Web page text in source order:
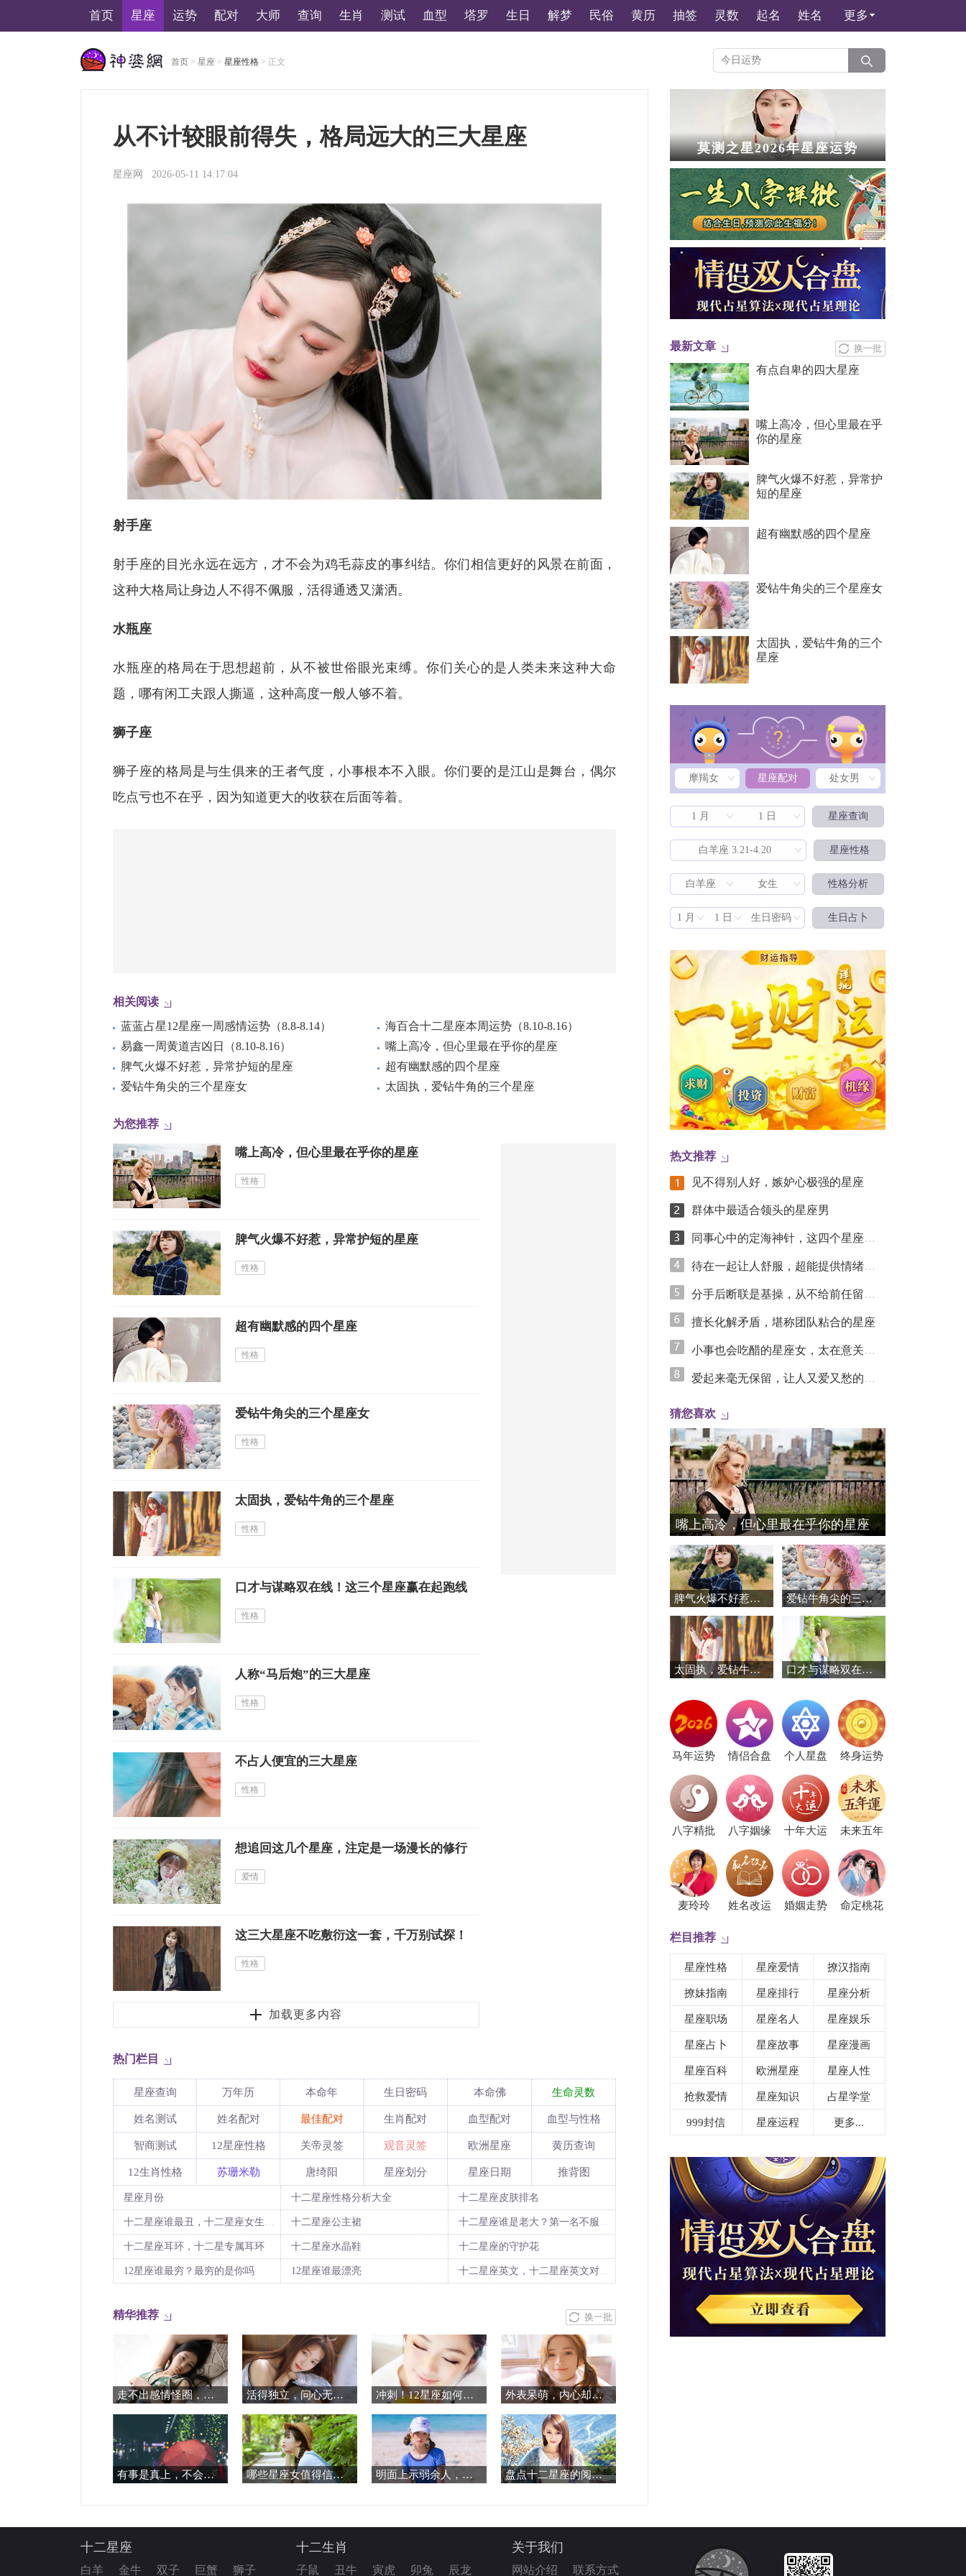
首页 星座 运势 配对 大师 查询 生肖 测试 血型 塔罗 生日 解梦 民俗 黄历 抽签 灵数 起名 姓名 更多
首页 > 星座 > 星座性格 > 正文
从不计较眼前得失，格局远大的三大星座
星座网 2026-05-11 14:17:04
射手座
射手座的目光永远在远方，才不会为鸡毛蒜皮的事纠结。你们相信更好的风景在前面，
这种大格局让身边人不得不佩服，活得通透又潇洒。
水瓶座
水瓶座的格局在于思想超前，从不被世俗眼光束缚。你们关心的是人类未来这种大命
题，哪有闲工夫跟人撕逼，这种高度一般人够不着。
狮子座
狮子座的格局是与生俱来的王者气度，小事根本不入眼。你们要的是江山是舞台，偶尔
吃点亏也不在乎，因为知道更大的收获在后面等着。
相关阅读
蓝蓝占星12星座一周感情运势（8.8-8.14）
海百合十二星座本周运势（8.10-8.16）
易鑫一周黄道吉凶日（8.10-8.16）
嘴上高冷，但心里最在乎你的星座
脾气火爆不好惹，异常护短的星座
超有幽默感的四个星座
爱钻牛角尖的三个星座女
太固执，爱钻牛角的三个星座
为您推荐
嘴上高冷，但心里最在乎你的星座
性格
脾气火爆不好惹，异常护短的星座
性格
超有幽默感的四个星座
性格
爱钻牛角尖的三个星座女
性格
太固执，爱钻牛角的三个星座
性格
口才与谋略双在线！这三个星座赢在起跑线
性格
人称“马后炮”的三大星座
性格
不占人便宜的三大星座
性格
想追回这几个星座，注定是一场漫长的修行
爱情
这三大星座不吃敷衍这一套，千万别试探！
性格
加载更多内容
热门栏目
星座查询 万年历 本命年 生日密码 本命佛 生命灵数
姓名测试 姓名配对 最佳配对 生肖配对 血型配对 血型与性格
智商测试 12星座性格 关帝灵签 观音灵签 欧洲星座 黄历查询
12生肖性格 苏珊米勒 唐绮阳 星座划分 星座日期 推背图
星座月份 十二星座性格分析大全 十二星座皮肤排名
十二星座谁最丑，十二星座女生谁最丑 十二星座公主裙 十二星座谁是老大？第一名不服不行！
十二星座耳环，十二星专属耳环 十二星座水晶鞋 十二星座的守护花
12星座谁最穷？最穷的是你吗 12星座谁最漂亮 十二星座英文，十二星座英文对照表
换一批
精华推荐
走不出感情怪圈，为了前任可以发疯的星座 活得独立，问心无愧的星座 冲刺！12星座如何抓住五月最后的金桃花 外表呆萌，内心却满是城府的星座
有事是真上，不会妥协的三大星座 哪些星座女值得信赖，与其共度一生？ 明面上示弱余人，暗地里有心机的星座 盘点十二星座的阅读偏好，解读灵魂的密码
莫测之星2026年星座运势
换一批
最新文章
有点自卑的四大星座
嘴上高冷，但心里最在乎
你的星座
脾气火爆不好惹，异常护
短的星座
超有幽默感的四个星座
爱钻牛角尖的三个星座女
太固执，爱钻牛角的三个
星座
星座配对
摩羯女 星座配对 处女男
1 月 1 日 星座查询
白羊座 3.21-4.20 星座性格
白羊座 女生 性格分析
1 月 1 日 生日密码 生日占卜
热文推荐
见不得别人好，嫉妒心极强的星座
群体中最适合领头的星座男
同事心中的定海神针，这四个星座凭踏实实力圈粉
待在一起让人舒服，超能提供情绪价值的星座
分手后断联是基操，从不给前任留念想的星座女
擅长化解矛盾，堪称团队粘合的星座
小事也会吃醋的星座女，太在意关系里的安全感
爱起来毫无保留，让人又爱又愁的星座
猜您喜欢
嘴上高冷，但心里最在乎你的星座
脾气火爆不好惹，异常护短的星座 爱钻牛角尖的三个星座女
太固执，爱钻牛角的三个星座 口才与谋略双在线！这三个星座赢在起跑线
马年运势 情侣合盘 个人星盘 终身运势
八字精批 八字姻缘 十年大运 未来五年
麦玲玲 姓名改运 婚姻走势 命定桃花
栏目推荐
星座性格 星座爱情 撩汉指南
撩妹指南 星座排行 星座分析
星座职场 星座名人 星座娱乐
星座占卜 星座故事 星座漫画
星座百科 欧洲星座 星座人性
抢救爱情 星座知识 占星学堂
999封信 星座运程 更多...
十二星座
白羊 金牛 双子 巨蟹 狮子
十二生肖
子鼠 丑牛 寅虎 卯兔 辰龙
关于我们
网站介绍 联系方式